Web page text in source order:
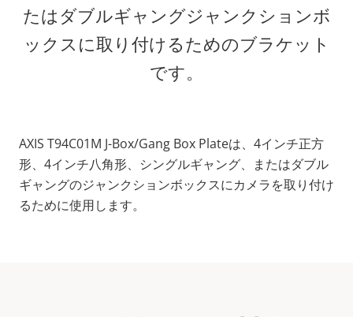
たはダブルギャングジャンクションボ
ックスに取り付けるためのブラケット
です。
AXIS T94C01M J-Box/Gang Box Plateは、4インチ正方
形、4インチ八角形、シングルギャング、またはダブル
ギャングのジャンクションボックスにカメラを取り付け
るために使用します。